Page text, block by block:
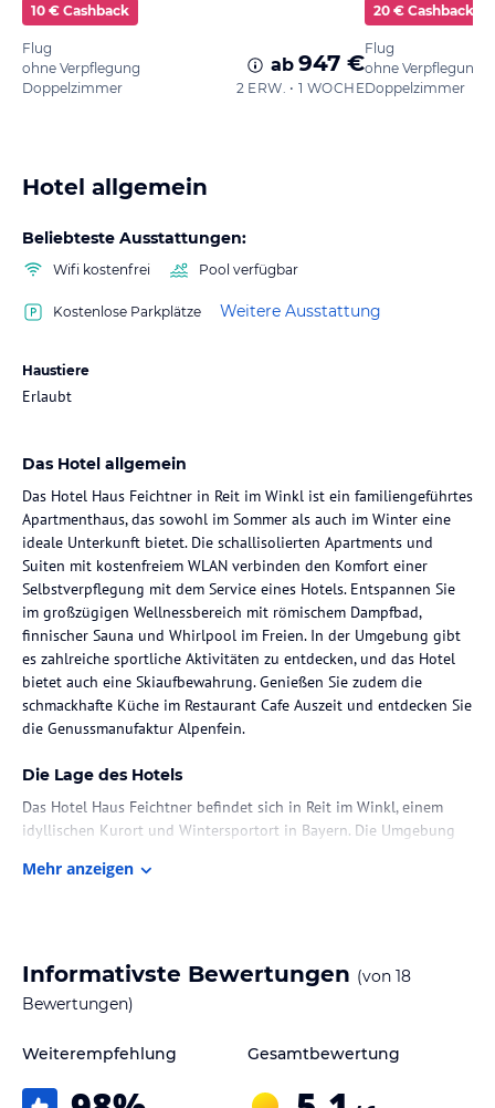
10 € Cashback
Flug
ohne Verpflegung
Doppelzimmer
ab 947 €
2 ERW. • 1 WOCHE
20 € Cashback
Flug
ohne Verpflegung
Doppelzimmer
Hotel allgemein
Beliebteste Ausstattungen:
Wifi kostenfrei Pool verfügbar
Kostenlose Parkplätze Weitere Ausstattung
Haustiere
Erlaubt
Das Hotel allgemein
Das Hotel Haus Feichtner in Reit im Winkl ist ein familiengeführtes
Apartmenthaus, das sowohl im Sommer als auch im Winter eine
ideale Unterkunft bietet. Die schallisolierten Apartments und
Suiten mit kostenfreiem WLAN verbinden den Komfort einer
Selbstverpflegung mit dem Service eines Hotels. Entspannen Sie
im großzügigen Wellnessbereich mit römischem Dampfbad,
finnischer Sauna und Whirlpool im Freien. In der Umgebung gibt
es zahlreiche sportliche Aktivitäten zu entdecken, und das Hotel
bietet auch eine Skiaufbewahrung. Genießen Sie zudem die
schmackhafte Küche im Restaurant Cafe Auszeit und entdecken Sie
die Genussmanufaktur Alpenfein.
Die Lage des Hotels
Das Hotel Haus Feichtner befindet sich in Reit im Winkl, einem
idyllischen Kurort und Wintersportort in Bayern. Die Umgebung
Wandern, Radfahren, Skifahren und Langlaufen. In der Nähe des
Rückzugsort.
Zimmer / Unterbringung im Hotel
Im Hotel Haus Feichtner erwarten Sie schallisolierte und helle
bieten. Alle Unterkünfte verfügen über kostenfreies WLAN und
Mehr anzeigen
Informativste Bewertungen (von 18
Bewertungen)
Weiterempfehlung Gesamtbewertung